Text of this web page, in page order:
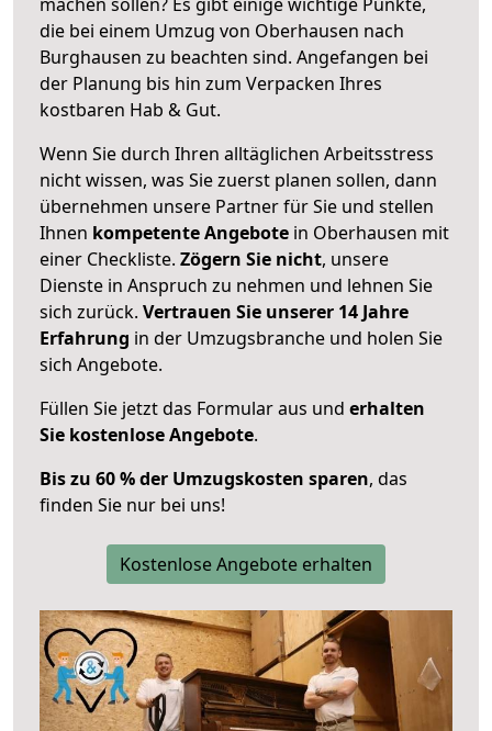
die bei einem Umzug von Oberhausen nach
Burghausen zu beachten sind. Angefangen bei
der Planung bis hin zum Verpacken Ihres
kostbaren Hab & Gut.
Wenn Sie durch Ihren alltäglichen Arbeitsstress
nicht wissen, was Sie zuerst planen sollen, dann
übernehmen unsere Partner für Sie und stellen
Ihnen kompetente Angebote in Oberhausen mit
einer Checkliste. Zögern Sie nicht, unsere
Dienste in Anspruch zu nehmen und lehnen Sie
sich zurück. Vertrauen Sie unserer 14 Jahre
Erfahrung in der Umzugsbranche und holen Sie
sich Angebote.
Füllen Sie jetzt das Formular aus und erhalten
Sie kostenlose Angebote.
Bis zu 60 % der Umzugskosten sparen, das
finden Sie nur bei uns!
Kostenlose Angebote erhalten